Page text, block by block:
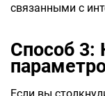
связанными с
Способ 3:
Если вы